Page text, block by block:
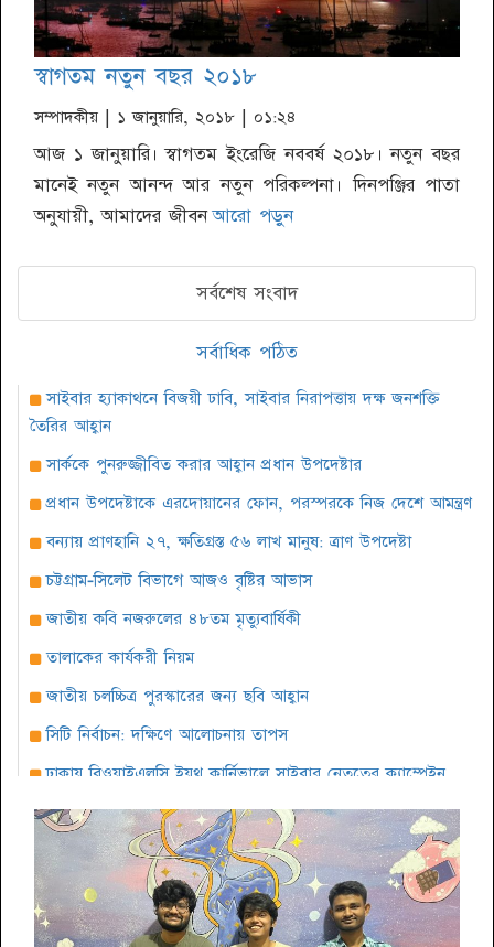
স্বাগতম নতুন বছর ২০১৮
সম্পাদকীয় | ১ জানুয়ারি, ২০১৮ | ০১:২৪
আজ ১ জানুয়ারি। স্বাগতম ইংরেজি নববর্ষ ২০১৮। নতুন বছর
মানেই নতুন আনন্দ আর নতুন পরিকল্পনা। দিনপঞ্জির পাতা
অনুযায়ী, আমাদের জীবন আরো পড়ুন
সর্বশেষ সংবাদ
সর্বাধিক পঠিত
সাইবার হ্যাকাথনে বিজয়ী ঢাবি, সাইবার নিরাপত্তায় দক্ষ জনশক্তি
তৈরির আহ্বান
সার্ককে পুনরুজ্জীবিত করার আহ্বান প্রধান উপদেষ্টার
প্রধান উপদেষ্টাকে এরদোয়ানের ফোন, পরস্পরকে নিজ দেশে আমন্ত্রণ
বন্যায় প্রাণহানি ২৭, ক্ষতিগ্রস্ত ৫৬ লাখ মানুষ: ত্রাণ উপদেষ্টা
চট্টগ্রাম-সিলেট বিভাগে আজও বৃষ্টির আভাস
জাতীয় কবি নজরুলের ৪৮তম মৃত্যুবার্ষিকী
তালাকের কার্যকরী নিয়ম
জাতীয় চলচ্চিত্র পুরস্কারের জন্য ছবি আহ্বান
সিটি নির্বাচন: দক্ষিণে আলোচনায় তাপস
ঢাকায় বিওয়াইএলসি ইয়ুথ কার্নিভালে সাইবার নেতৃত্বের ক্যাম্পেইন
সারাবেলা সেরা লোকশিল্পী ১৪২৫ প্রতিযোগিতার দ্বিতীয় পর্ব অনুষ্ঠিত
বৈশাখ উপলক্ষে কবি শওকত সাদী’র আবৃত্তির অ্যালবাম ‘ঘুমের ঘুঙুর’
দক্ষিণবঙ্গ আয়কর আইনজীবী পরিষদের আলোচনা সভা অনুষ্ঠিত
আমেরিকার আলবেনীতে শুরু হচ্ছে বাঙালী উৎসব পৌষ পার্বন